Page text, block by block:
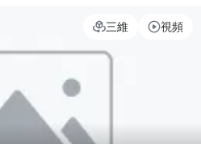
三維 視頻